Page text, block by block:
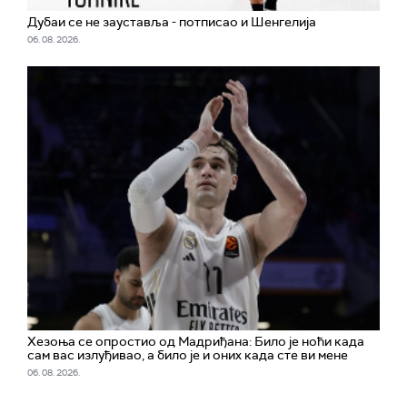
Дубаи се не зауставља - потписао и Шенгелија
06. 08. 2026.
Хезоња се опростио од Мадриђана: Било је ноћи када
сам вас излуђивао, а било је и оних када сте ви мене
06. 08. 2026.